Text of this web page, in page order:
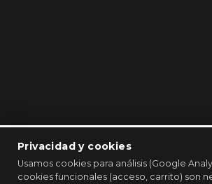
Privacidad y cookies
Usamos cookies para análisis (Google
cookies funcionales (acceso, carrito) son